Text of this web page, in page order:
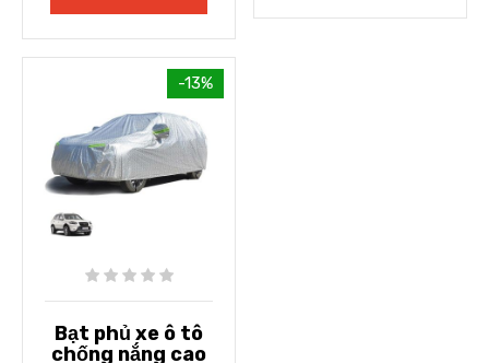
-13%
Bạt phủ xe ô tô
chống nắng cao